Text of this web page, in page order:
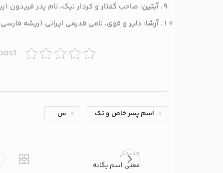
آبتین: صاحب گفتار و کردار نیک، نام پدر فریدون
آرشا: دلیر و قوی، نامی قدیمی ایرانی (ریشه
اسم پسر خاص و تک س
جدیدتر
معنی اسم یگانه